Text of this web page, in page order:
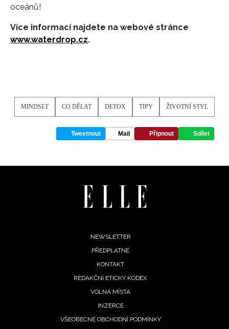
oceánů!
Více informací najdete na webové stránce
www.waterdrop.cz.
MINDSET CO DĚLAT DETOX TIPY ŽIVOTNÍ STYL
Tweetnout Mail Připnout Sdílet
NEWSLETTER
PŘEDPLATNÉ
KONTAKT
REDAKČNÍ ETICKÝ KODEX
VOLNÁ MÍSTA
INZERCE
VŠEOBECNÉ OBCHODNÍ PODMÍNKY